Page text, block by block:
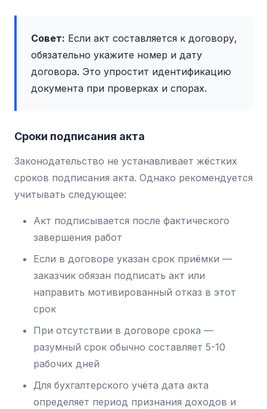
Совет: Если акт составляется к договору,
обязательно укажите номер и дату
договора. Это упростит идентификацию
документа при проверках и спорах.
Сроки подписания акта
Законодательство не устанавливает жёстких
сроков подписания акта. Однако рекомендуется
учитывать следующее:
Акт подписывается после фактического
завершения работ
Если в договоре указан срок приёмки —
заказчик обязан подписать акт или
направить мотивированный отказ в этот
срок
При отсутствии в договоре срока —
разумный срок обычно составляет 5-10
рабочих дней
Для бухгалтерского учёта дата акта
определяет период признания доходов и